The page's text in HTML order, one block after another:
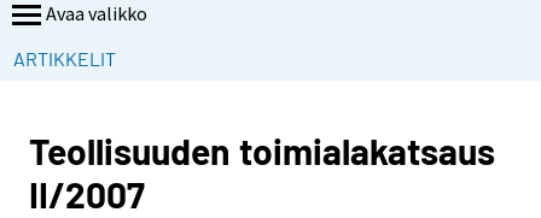
Avaa valikko
ARTIKKELIT
Teollisuuden toimialakatsaus
II/2007